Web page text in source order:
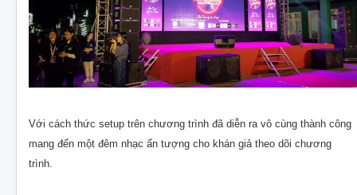
Với cách thức setup trên chương trình đã diễn ra vô cùng thành công
mang đến một đêm nhạc ấn tượng cho khán giả theo dõi chương
trình.